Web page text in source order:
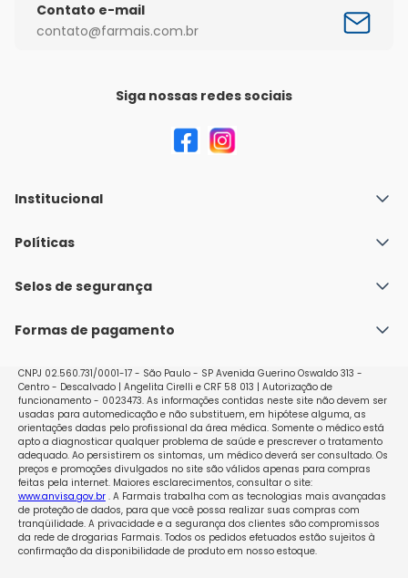
Contato e-mail
contato@farmais.com.br
Siga nossas redes sociais
Institucional
Quem Somos
Nossas lojas
Políticas
Política de Envio
Políticas de Trocas e Devoluções
Selos de segurança
Formas de pagamento
CNPJ 02.560.731/0001-17 - São Paulo - SP Avenida Guerino Oswaldo 313 -
Centro - Descalvado | Angelita Cirelli e CRF 58 013 | Autorização de
funcionamento - 0023473. As informações contidas neste site não devem ser
usadas para automedicação e não substituem, em hipótese alguma, as
orientações dadas pelo profissional da área médica. Somente o médico está
apto a diagnosticar qualquer problema de saúde e prescrever o tratamento
adequado. Ao persistirem os sintomas, um médico deverá ser consultado. Os
preços e promoções divulgados no site são válidos apenas para compras
feitas pela internet. Maiores esclarecimentos, consultar o site:
www.anvisa.gov.br. A Farmais trabalha com as tecnologias mais avançadas
de proteção de dados, para que você possa realizar suas compras com
tranqüilidade. A privacidade e a segurança dos clientes são compromissos
da rede de drogarias Farmais. Todos os pedidos efetuados estão sujeitos à
confirmação da disponibilidade de produto em nosso estoque.